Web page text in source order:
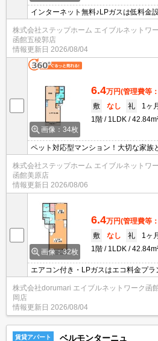
インターネット無料♪LPガスは低料金
モニター付きインターホン・温水洗
株式会社ステップホーム エイブルネットワ
函館五稜郭店
情報更新日 2026/08/04
画像：34枚
6.4万円(管理費等
敷
なし 礼
1ヶ月
1階
1LDK
ペット対応型マンション！大切な家族
ターネット無料でご利用頂けます！
株式会社ステップホーム エイブルネットワ
函館美原店
情報更新日 2026/08/06
画像：32枚
6.4万円(管理費等
敷
なし 礼
1ヶ月
1階
1LDK
エアコン付き・LPガスはエコ料金プ
す！【効率よくお部屋探しができるお
てきて探すのが大変。。そんな時は「
NW函館富岡店へお任せください！ど
させていただきます。
株式会社dorumari エイブルネットワーク函
岡店
情報更新日 2026/08/04
賃貸アパート ベルモンターニュ